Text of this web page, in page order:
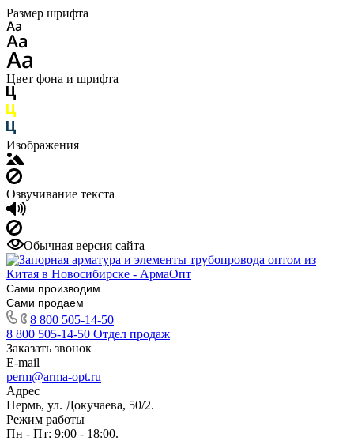
Размер шрифта
Цвет фона и шрифта
Изображения
Озвучивание текста
Обычная версия сайта
Сами производим
Сами продаем
8 800 505-14-50
8 800 505-14-50 Отдел продаж
Заказать звонок
E-mail
perm@arma-opt.ru
Адрес
Пермь, ул. Докучаева, 50/2.
Режим работы
Пн - Пт: 9:00 - 18:00.